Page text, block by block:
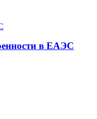
в ЕАЭС